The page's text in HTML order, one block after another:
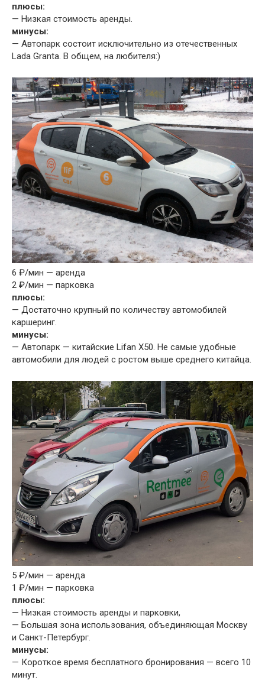
плюсы:
— Низкая стоимость аренды.
минусы:
— Автопарк состоит исключительно из отечественных
Lada Granta. В общем, на любителя:)
6 ₽/мин — аренда
2 ₽/мин — парковка
плюсы:
— Достаточно крупный по количеству автомобилей
каршеринг.
минусы:
— Автопарк — китайские Lifan X50. Не самые удобные
автомобили для людей с ростом выше среднего китайца.
5 ₽/мин — аренда
1 ₽/мин — парковка
плюсы:
— Низкая стоимость аренды и парковки,
— Большая зона использования, объединяющая Москву
и Санкт-Петербург.
минусы:
— Короткое время бесплатного бронирования — всего 10
минут.